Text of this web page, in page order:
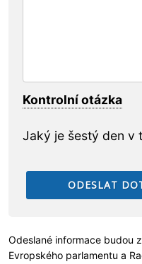
Kontrolní otázka
Jaký je šestý den v
Odeslané informace budou
Evropského parlamentu a